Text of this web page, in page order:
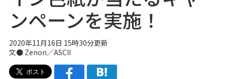
ンペーンを実施！
2020年11月16日 15時30分更新
文● Zenon／ASCII